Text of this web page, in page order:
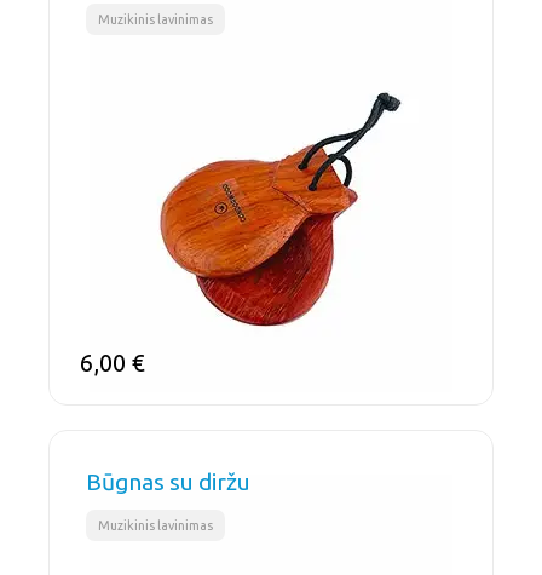
Muzikinis lavinimas
6,00 €
Būgnas su diržu
Muzikinis lavinimas